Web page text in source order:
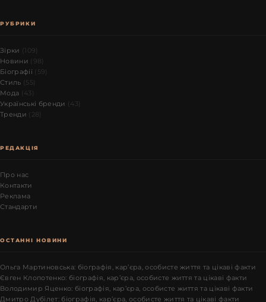
РУБРИКИ
Зірки (109)
Новини (98)
Біографії (59)
Стиль (55)
Мода (43)
Українські бренди (43)
Тренди (28)
РЕДАКЦІЯ
Про нас
Контакти
Реклама
Стандарти
ОСТАННІ НОВИНИ
Ольга Мартиновська: біографія, кар’єра, особисте життя та цікаві факти
Євген Клопотенко: біографія, кар’єра, особисте життя та цікаві факти
Володимир Яценко: біографія, кар’єра, особисте життя та цікаві факти
Дмитро Дубілет: біографія, кар’єра, особисте життя та цікаві факти